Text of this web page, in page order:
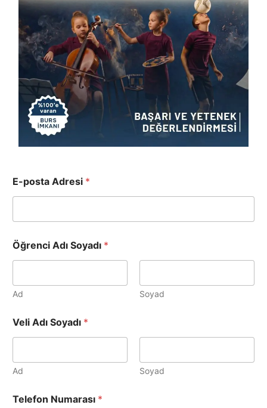
E-posta Adresi *
Öğrenci Adı Soyadı *
Ad Soyad
Veli Adı Soyadı *
Ad Soyad
Telefon Numarası *